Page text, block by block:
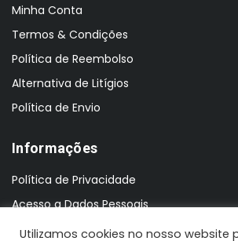
Minha Conta
Termos & Condições
Política de Reembolso
Alternativa de Litígios
Política de Envio
Informações
Política de Privacidade
Acesso a Dados Pessoais
Utilizamos cookies no nosso website